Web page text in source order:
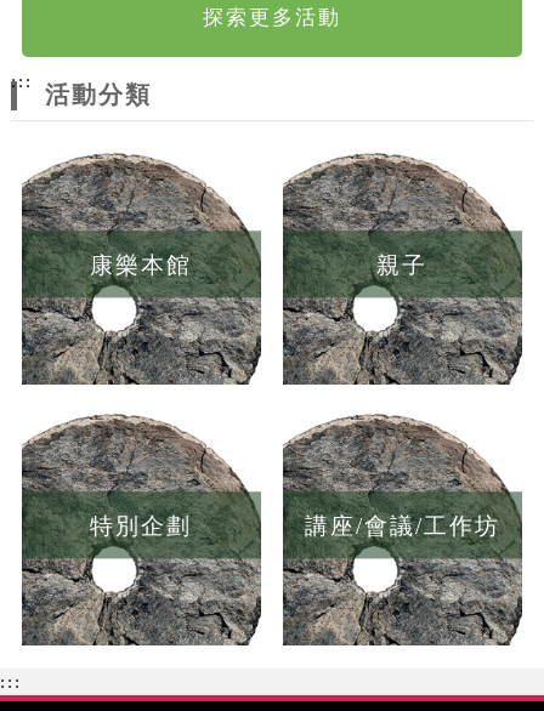
探索更多活動
:::
活動分類
康樂本館 親子
特別企劃 講座/會議/工作坊
:::